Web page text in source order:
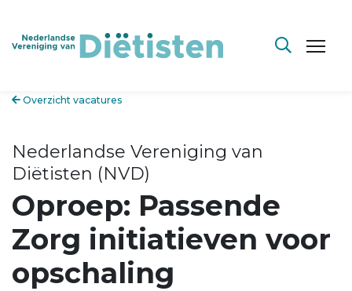
Overzicht vacatures
Nederlandse Vereniging van
Diëtisten (NVD)
Oproep: Passende
Zorg initiatieven voor
opschaling